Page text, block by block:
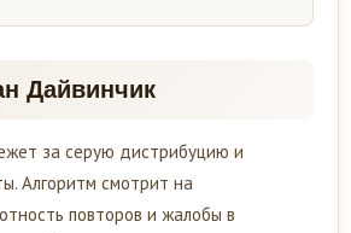
Дайвинчик
за серую дистрибуцию и
Алгоритм смотрит на
повторов и жалобы в